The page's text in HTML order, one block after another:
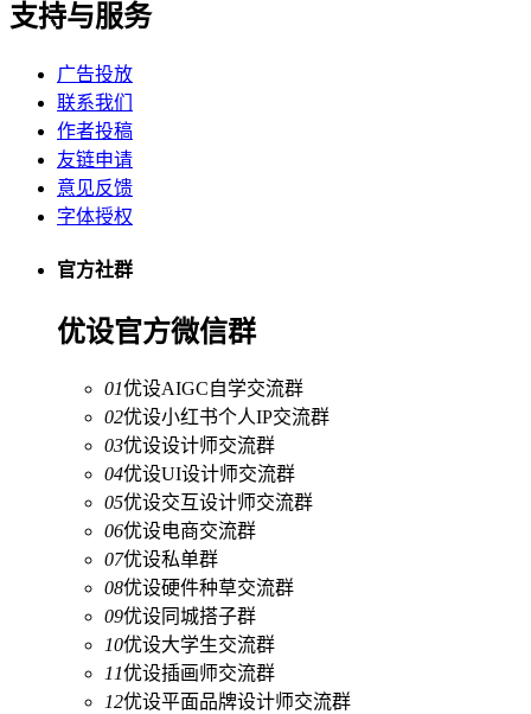
支持与服务
广告投放
联系我们
作者投稿
友链申请
意见反馈
字体授权
官方社群
优设官方微信群
01优设AIGC自学交流群
02优设小红书个人IP交流群
03优设设计师交流群
04优设UI设计师交流群
05优设交互设计师交流群
06优设电商交流群
07优设私单群
08优设硬件种草交流群
09优设同城搭子群
10优设大学生交流群
11优设插画师交流群
12优设平面品牌设计师交流群